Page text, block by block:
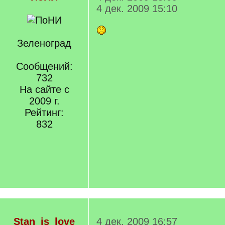
Зеленоград
Сообщений:
732
На сайте с
2009 г.
Рейтинг:
832
4 дек. 2009 15:10
Stan_is_love 4 дек. 2009 16:57